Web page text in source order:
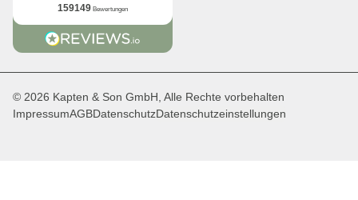
159149 Bewertungen
© 2026 Kapten & Son GmbH, Alle Rechte vorbehalten
ImpressumAGBDatenschutzDatenschutzeinstellungen